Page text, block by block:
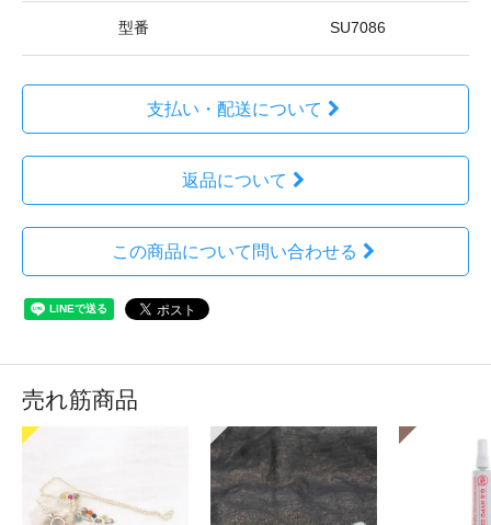
型番 SU7086
支払い・配送について
返品について
この商品について問い合わせる
売れ筋商品